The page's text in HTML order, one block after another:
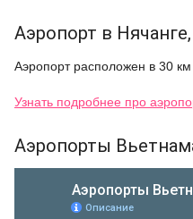
Аэропорт в Нячанге,
Аэропорт расположен в 30 км
Узнать подробнее про
Аэропорты